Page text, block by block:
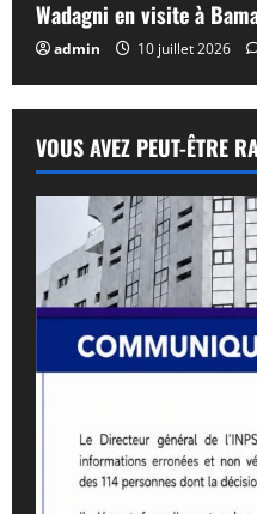
Wadagni en visite à
admin 10 juillet 2026
VOUS AVEZ PEUT-ÊTRE